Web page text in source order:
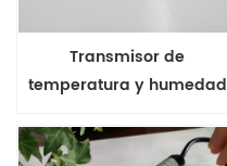
Transmisor de
temperatura y humedad
FHT20 salida 4-20ma